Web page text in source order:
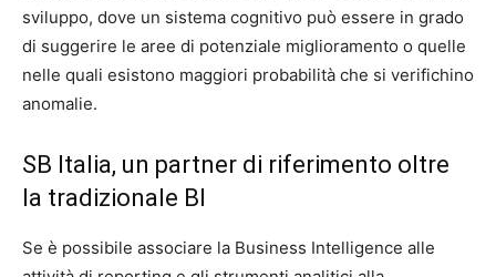
sviluppo, dove un sistema cognitivo può essere in grado
di suggerire le aree di potenziale miglioramento o quelle
nelle quali esistono maggiori probabilità che si verifichino
anomalie.
SB Italia, un partner di riferimento oltre
la tradizionale BI
Se è possibile associare la Business Intelligence alle